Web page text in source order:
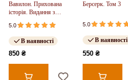
Вавилон. Прихована
історія. Видання з
ілюстрованим зрізом
(у)
5.0
В наявності
850 ₴
Берсерк. Том 3
5.0
В наявності
550 ₴